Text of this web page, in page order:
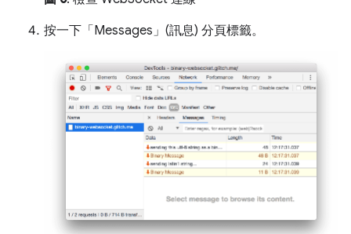
按一下「Messages」(訊息) 分頁標籤。